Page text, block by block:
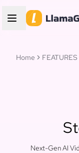
Home FEATURES
Next-Gen AI